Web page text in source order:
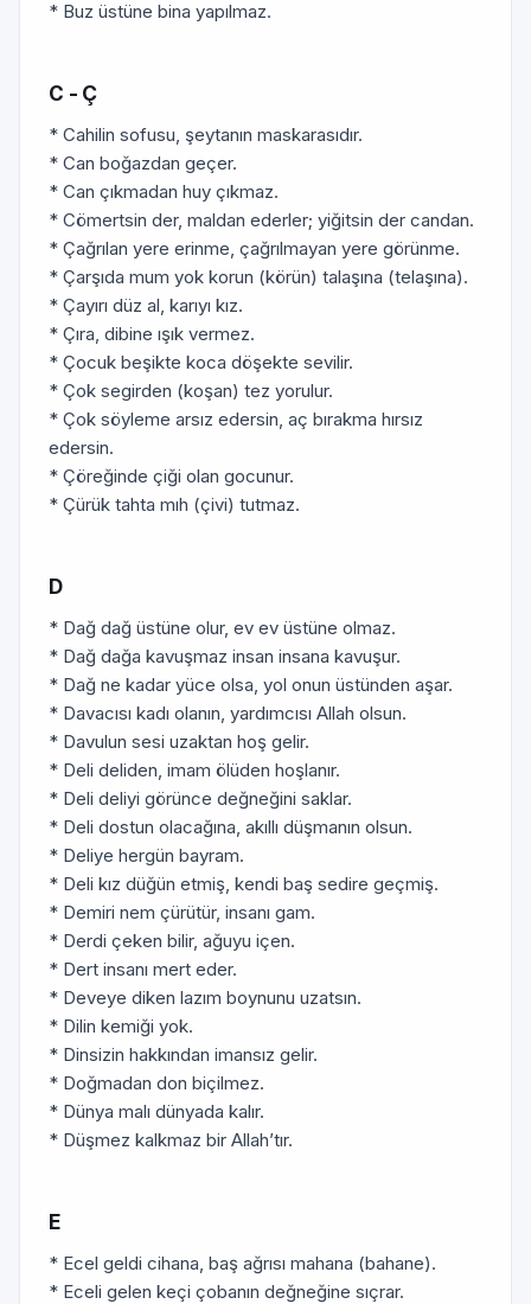
* Buz üstüne bina yapılmaz.
C - Ç
* Cahilin sofusu, şeytanın maskarasıdır.
* Can boğazdan geçer.
* Can çıkmadan huy çıkmaz.
* Cömertsin der, maldan ederler; yiğitsin der candan.
* Çağrılan yere erinme, çağrılmayan yere görünme.
* Çarşıda mum yok korun (körün) talaşına (telaşına).
* Çayırı düz al, karıyı kız.
* Çıra, dibine ışık vermez.
* Çocuk beşikte koca döşekte sevilir.
* Çok segirden (koşan) tez yorulur.
* Çok söyleme arsız edersin, aç bırakma hırsız
edersin.
* Çöreğinde çiği olan gocunur.
* Çürük tahta mıh (çivi) tutmaz.
D
* Dağ dağ üstüne olur, ev ev üstüne olmaz.
* Dağ dağa kavuşmaz insan insana kavuşur.
* Dağ ne kadar yüce olsa, yol onun üstünden aşar.
* Davacısı kadı olanın, yardımcısı Allah olsun.
* Davulun sesi uzaktan hoş gelir.
* Deli deliden, imam ölüden hoşlanır.
* Deli deliyi görünce değneğini saklar.
* Deli dostun olacağına, akıllı düşmanın olsun.
* Deliye hergün bayram.
* Deli kız düğün etmiş, kendi baş sedire geçmiş.
* Demiri nem çürütür, insanı gam.
* Derdi çeken bilir, ağuyu içen.
* Dert insanı mert eder.
* Deveye diken lazım boynunu uzatsın.
* Dilin kemiği yok.
* Dinsizin hakkından imansız gelir.
* Doğmadan don biçilmez.
* Dünya malı dünyada kalır.
* Düşmez kalkmaz bir Allah’tır.
E
* Ecel geldi cihana, baş ağrısı mahana (bahane).
* Eceli gelen keçi çobanın değneğine sıçrar.